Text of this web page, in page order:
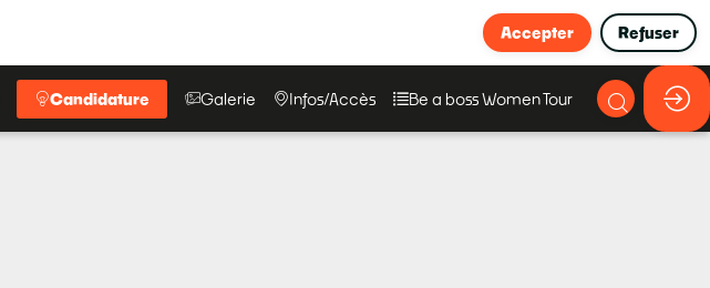
Candidature Galerie Infos/Accès Be a boss Women Tour
Accepter Refuser